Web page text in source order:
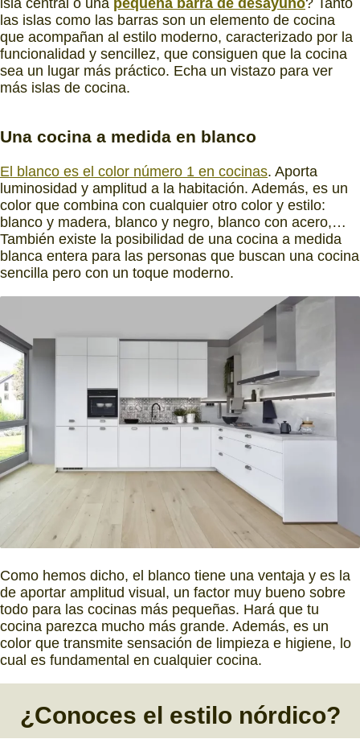
las islas como las barras son un elemento de cocina
que acompañan al estilo moderno, caracterizado por la
funcionalidad y sencillez, que consiguen que la cocina
sea un lugar más práctico. Echa un vistazo para ver
más islas de cocina.
Una cocina a medida en blanco
El blanco es el color número 1 en cocinas. Aporta
luminosidad y amplitud a la habitación. Además, es un
color que combina con cualquier otro color y estilo:
blanco y madera, blanco y negro, blanco con acero,…
También existe la posibilidad de una cocina a medida
blanca entera para las personas que buscan una cocina
sencilla pero con un toque moderno.
Como hemos dicho, el blanco tiene una ventaja y es la
de aportar amplitud visual, un factor muy bueno sobre
todo para las cocinas más pequeñas. Hará que tu
cocina parezca mucho más grande. Además, es un
color que transmite sensación de limpieza e higiene, lo
cual es fundamental en cualquier cocina.
¿Conoces el estilo nórdico?